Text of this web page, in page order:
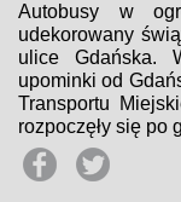
Autobusy w
udekorowany
ulice Gdańska.
upominki od
Transportu
rozpoczęły się po